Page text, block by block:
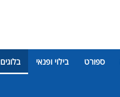
ספורט בילוי ופנאי בלוגים